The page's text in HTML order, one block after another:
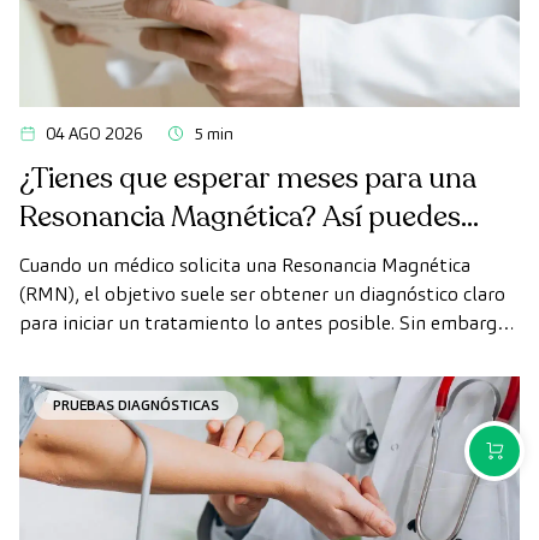
04 AGO 2026 5 min
¿Tienes que esperar meses para una
Resonancia Magnética? Así puedes
realizarte la prueba de forma rápida
como paciente privado
Cuando un médico solicita una Resonancia Magnética
(RMN), el objetivo suele ser obtener un diagnóstico claro
para iniciar un tratamiento lo antes posible. Sin embargo,
pueden demorarse más de lo deseado.
PRUEBAS DIAGNÓSTICAS